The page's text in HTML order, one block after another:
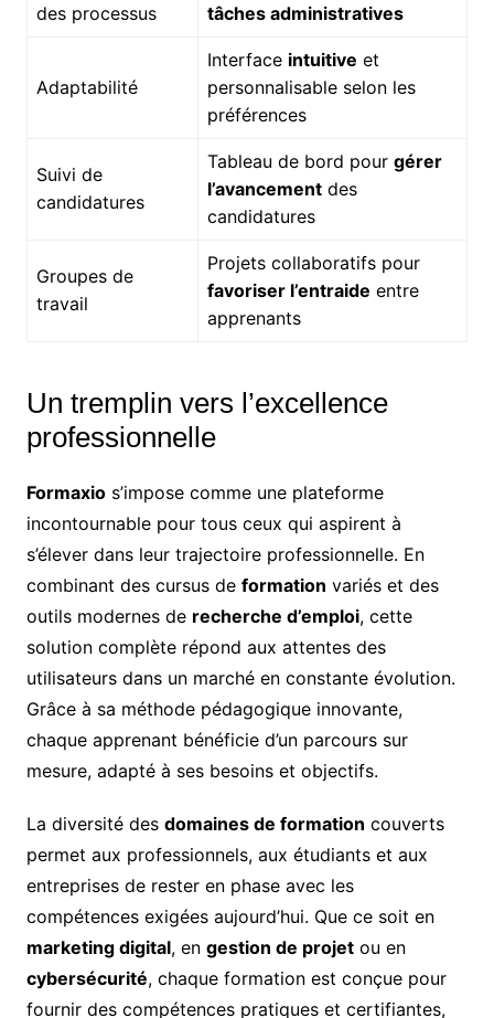
des processus
tâches administratives
Adaptabilité
Interface intuitive et
personnalisable selon les
préférences
Suivi de
candidatures
Tableau de bord pour gérer
l’avancementdes
candidatures
Groupes de
travail
Projets collaboratifs pour
favoriser l’entraide entre
apprenants
Un tremplin vers l’excellence
professionnelle
Formaxios’impose comme une plateforme
incontournable pour tous ceux qui aspirent à
s’élever dans leur trajectoire professionnelle. En
combinant des cursus de formation variés et des
outils modernes de recherche d’emploi, cette
solution complète répond aux attentes des
utilisateurs dans un marché en constante évolution.
Grâce à sa méthode pédagogique innovante,
chaque apprenant bénéficie d’un parcours sur
mesure, adapté à ses besoins et objectifs.
La diversité des domaines de formation couverts
permet aux professionnels, aux étudiants et aux
entreprises de rester en phase avec les
compétences exigées aujourd’hui. Que ce soit en
marketing digital, en gestion de projetou en
cybersécurité, chaque formation est conçue pour
fournir des compétences pratiques et certifiantes,